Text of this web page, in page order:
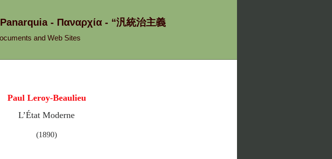
- Παναρχία - “汎統治主義
and Web Sites
Paul Leroy-Beaulieu
L’État Moderne
(1890)